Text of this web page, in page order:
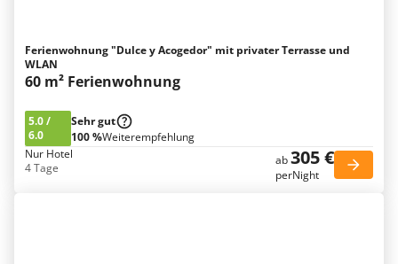
Ferienwohnung "Dulce y Acogedor" mit privater Terrasse und
WLAN
60 m² Ferienwohnung
5.0/
6.0
Sehr gut
100 %Weiterempfehlung
Nur Hotel
4 Tage
ab305 €
perNight